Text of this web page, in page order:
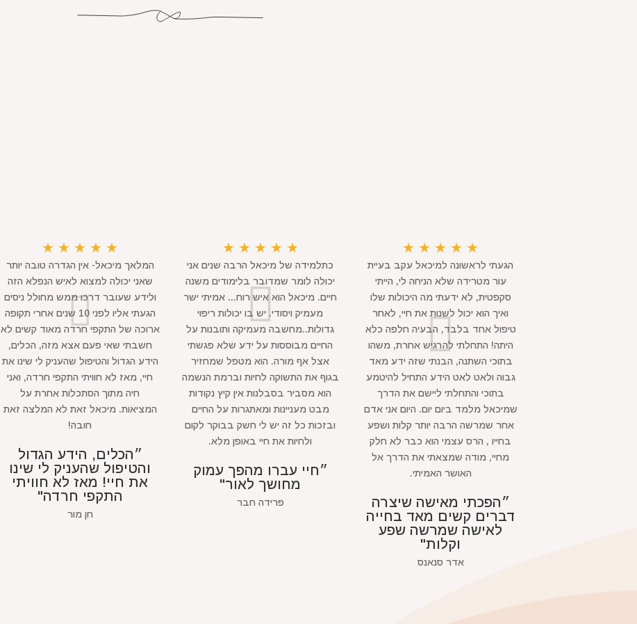
★
★
★
★
★
המלאך מיכאל- אין הגדרה טובה יותר
שאני יכולה למצוא לאיש הנפלא הזה
ולידע שעובר דרכו ממש מחולל ניסים
הגעתי אליו לפני 10 שנים אחרי תקופה
ארוכה של התקפי חרדה מאוד קשים לא
חשבתי שאי פעם אצא מזה, הכלים,
הידע הגדול והטיפול שהעניק לי שינו את
חיי, מאז לא חוויתי התקפי חרדה, ואני
חיה מתוך הסתכלות אחרת על
המציאות. מיכאל זאת לא המלצה זאת
חובה!
״הכלים, הידע הגדול
והטיפול שהעניק לי שינו
את חיי! מאז לא חוויתי
התקפי חרדה"
חן מור
★
★
★
★
★
כתלמידה של מיכאל הרבה שנים אני
יכולה לומר שמדובר בלימודים משנה
חיים. מיכאל הוא איש רוח... אמיתי ישר
מעמיק ויסודי. יש בו יכולות ריפוי
גדולות..מחשבה מעמיקה ותובנות על
החיים מבוססות על ידע שלא פגשתי
אצל אף מורה. הוא מטפל שמחזיר
בגוף את התשוקה לחיות וברמת הנשמה
הוא מסביר בסבלנות אין קיץ נקודות
מבט מעניינות ומאתגרות על החיים
ובזכות כל זה יש לי חשק בבוקר לקום
ולחיות את חיי באופן מלא.
״חיי עברו מהפך עמוק
מחושך לאור"
פרידה חבר
★
★
★
★
★
הגעתי לראשונה למיכאל עקב בעיית
עור מטרידה שלא הניחה לי, הייתי
סקפטית, לא ידעתי מה היכולות שלו
ואיך הוא יכול לשנות את חיי, לאחר
טיפול אחד בלבד, הבעיה חלפה כלא
היתה! התחלתי להרגיש אחרת, משהו
בתוכי השתנה, הבנתי שזה ידע מאד
גבוה ולאט לאט הידע התחיל להיטמע
בתוכי והתחלתי ליישם את הדרך
שמיכאל מלמד ביום יום. היום אני אדם
אחר שמרשה הרבה יותר קלות ושפע
בחייו , הרס עצמי הוא כבר לא חלק
מחיי, מודה שמצאתי את הדרך אל
האושר האמיתי.
״הפכתי מאישה שיצרה
דברים קשים מאד בחייה
לאישה שמרשה שפע
וקלות"
אדר סנאנס